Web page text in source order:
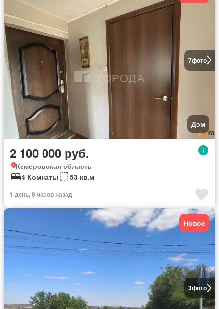
7фото
Дом
2 100 000 руб.
Кемеровская область
4 Комнаты
53 кв.м
1 день, 8 часов назад
3фото
Новое